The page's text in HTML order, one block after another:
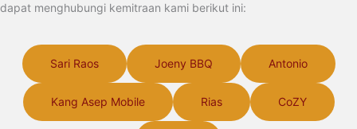
dapat menghubungi kemitraan kami berikut ini:
Sari Raos Joeny BBQ Antonio
Kang Asep Mobile Rias CoZY